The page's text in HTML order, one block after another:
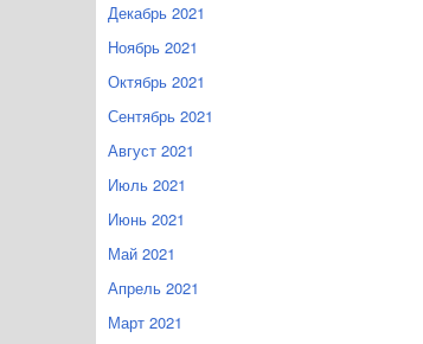
Декабрь 2021
Ноябрь 2021
Октябрь 2021
Сентябрь 2021
Август 2021
Июль 2021
Июнь 2021
Май 2021
Апрель 2021
Март 2021